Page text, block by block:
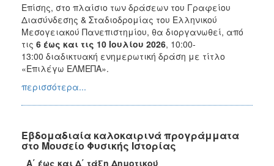
Επίσης, στο πλαίσιο των δράσεων του Γραφείου
Διασύνδεσης & Σταδιοδρομίας του Ελληνικού
Μεσογειακού Πανεπιστημίου, θα διοργανωθεί, από
τις 6 έως και τις 10 Ιουλίου 2026, 10:00-
13:00 διαδικτυακή ενημερωτική δράση με τίτλο
«Επιλέγω ΕΛΜΕΠΑ».
περισσότερα...
Εβδομαδιαία καλοκαιρινά προγράμματα
στο Μουσείο Φυσικής Ιστορίας
_Α΄ έως και Δ΄ τάξη Δημοτικού